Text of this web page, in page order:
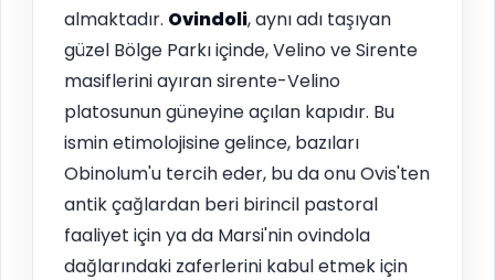
almaktadır. Ovindoli, aynı adı taşıyan
güzel Bölge Parkı içinde, Velino ve Sirente
masiflerini ayıran sirente-Velino
platosunun güneyine açılan kapıdır. Bu
ismin etimolojisine gelince, bazıları
Obinolum'u tercih eder, bu da onu Ovis'ten
antik çağlardan beri birincil pastoral
faaliyet için ya da Marsi'nin ovindola
dağlarındaki zaferlerini kabul etmek için